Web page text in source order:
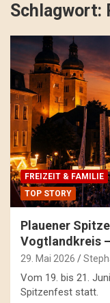
Schlagwort:
FREIZEIT & FAMILIE
TOP STORY
Plauener
Vogtlandkreis
29. Mai 2026
Vom 19. bis 21.
Spitzenfest statt.